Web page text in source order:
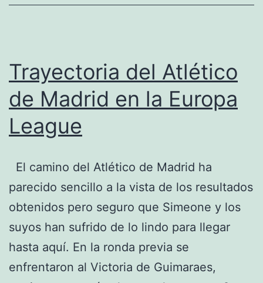
Trayectoria del Atlético
de Madrid en la Europa
League
El camino del Atlético de Madrid ha
parecido sencillo a la vista de los resultados
obtenidos pero seguro que Simeone y los
suyos han sufrido de lo lindo para llegar
hasta aquí. En la ronda previa se
enfrentaron al Victoria de Guimaraes,